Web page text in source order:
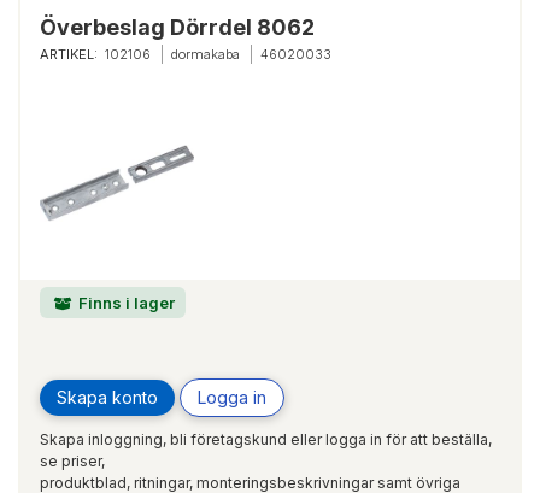
Överbeslag Dörrdel 8062
ARTIKEL: 102106 dormakaba 46020033
Finns i lager
Skapa konto Logga in
Skapa inloggning, bli företagskund eller logga in för att beställa,
se priser,
produktblad, ritningar, monteringsbeskrivningar samt övriga